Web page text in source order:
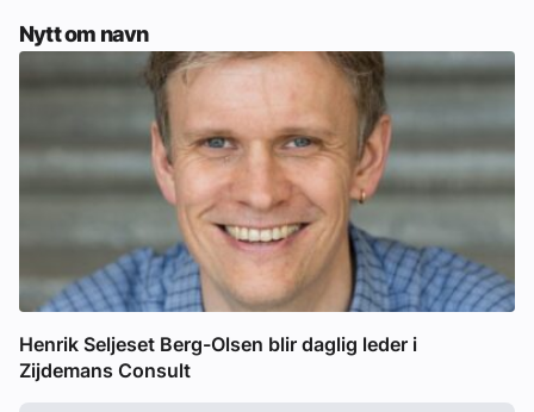
Nytt om navn
Henrik Seljeset Berg-Olsen blir daglig leder i
Zijdemans Consult